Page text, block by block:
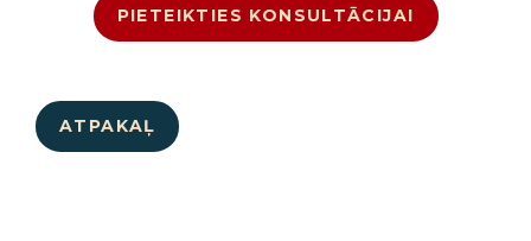
PIETEIKTIES KONSULTĀCIJAI
ATPAKAĻ